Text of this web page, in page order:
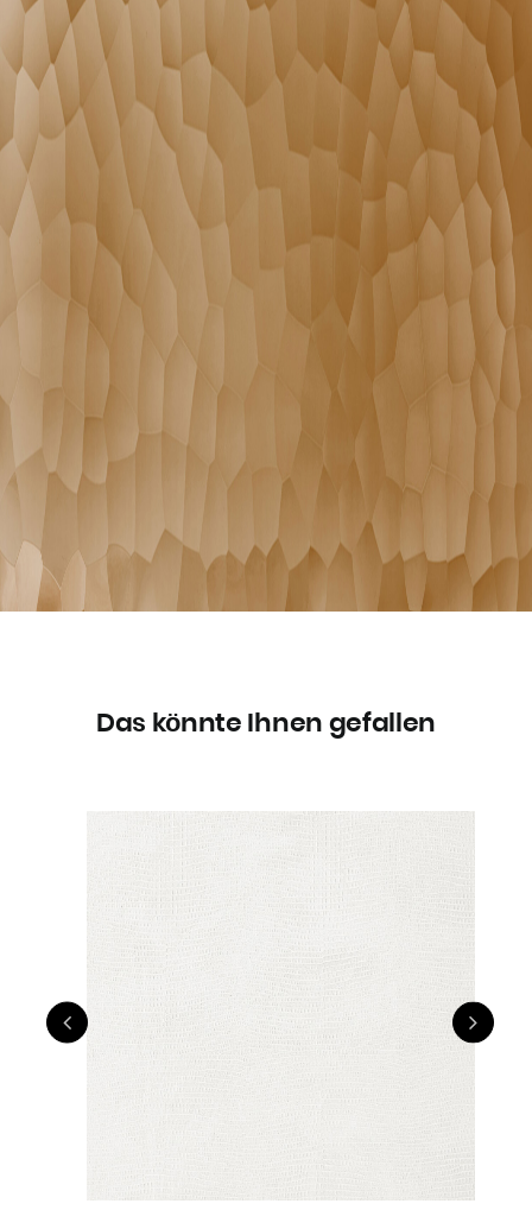
Das könnte Ihnen gefallen